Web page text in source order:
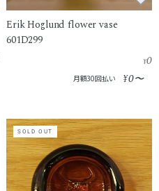
Erik Hoglund flower vase
601D299
¥0
月額30回払い ¥0〜
SOLD OUT